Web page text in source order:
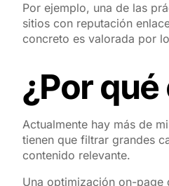
Por ejemplo, una de las
sitios con reputación
concreto es valorada por
¿Por
Actualmente hay más de
tienen que filtrar grandes
contenido relevante.
Una optimización on-page